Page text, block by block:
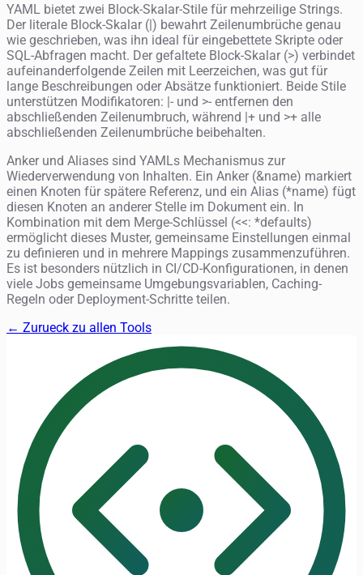
YAML bietet zwei Block-Skalar-Stile für mehrzeilige Strings.
Der literale Block-Skalar (|) bewahrt Zeilenumbrüche genau
wie geschrieben, was ihn ideal für eingebettete Skripte oder
SQL-Abfragen macht. Der gefaltete Block-Skalar (>) verbindet
aufeinanderfolgende Zeilen mit Leerzeichen, was gut für
lange Beschreibungen oder Absätze funktioniert. Beide Stile
unterstützen Modifikatoren: |- und >- entfernen den
abschließenden Zeilenumbruch, während |+ und >+ alle
abschließenden Zeilenumbrüche beibehalten.
Anker und Aliases sind YAMLs Mechanismus zur
Wiederverwendung von Inhalten. Ein Anker (&name) markiert
einen Knoten für spätere Referenz, und ein Alias (*name) fügt
diesen Knoten an anderer Stelle im Dokument ein. In
Kombination mit dem Merge-Schlüssel (<<: *defaults)
ermöglicht dieses Muster, gemeinsame Einstellungen einmal
zu definieren und in mehrere Mappings zusammenzuführen.
Es ist besonders nützlich in CI/CD-Konfigurationen, in denen
viele Jobs gemeinsame Umgebungsvariablen, Caching-
Regeln oder Deployment-Schritte teilen.
← Zurueck zu allen Tools